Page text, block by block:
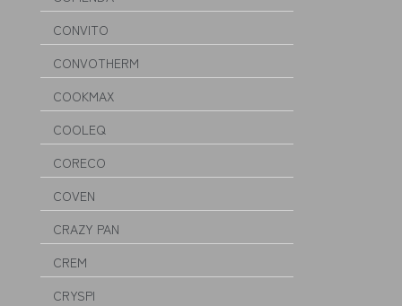
CONVITO
CONVOTHERM
COOKMAX
COOLEQ
CORECO
COVEN
CRAZY PAN
CREM
CRYSPI